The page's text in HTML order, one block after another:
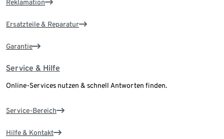
Reklamation
Ersatzteile & Reparatur
Garantie
Service & Hilfe
Online-Services nutzen & schnell Antworten finden.
Service-Bereich
Hilfe & Kontakt